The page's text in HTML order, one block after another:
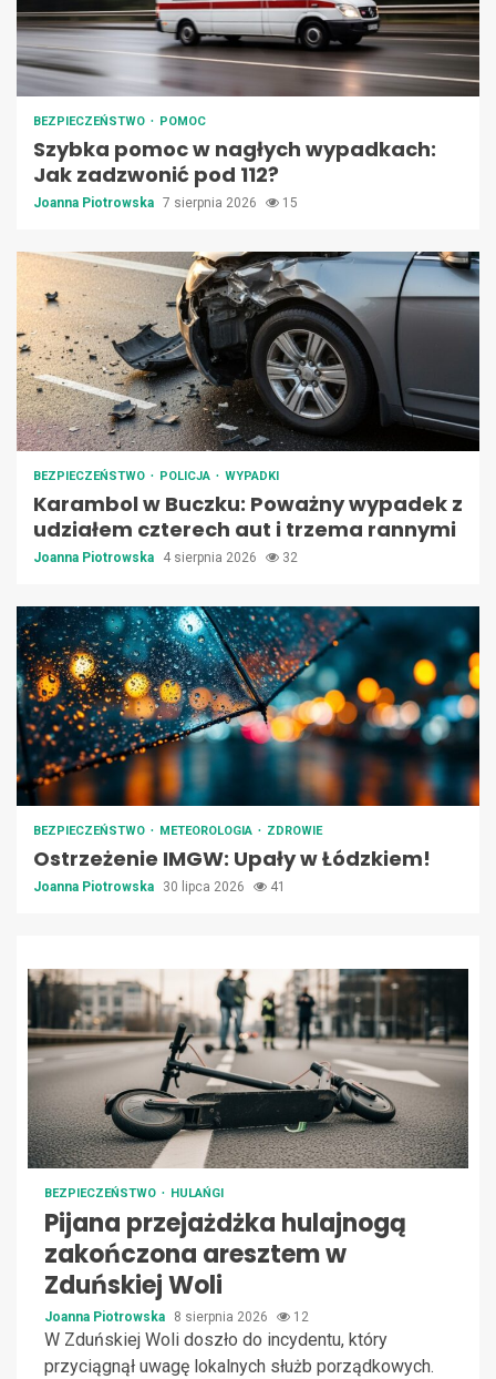
BEZPIECZEŃSTWO POMOC
Szybka pomoc w nagłych wypadkach:
Jak zadzwonić pod 112?
Joanna Piotrowska 7 sierpnia 2026 15
BEZPIECZEŃSTWO POLICJA WYPADKI
Karambol w Buczku: Poważny wypadek z
udziałem czterech aut i trzema rannymi
Joanna Piotrowska 4 sierpnia 2026 32
BEZPIECZEŃSTWO METEOROLOGIA ZDROWIE
Ostrzeżenie IMGW: Upały w Łódzkiem!
Joanna Piotrowska 30 lipca 2026 41
BEZPIECZEŃSTWO HULAŃGI
Pijana przejażdżka hulajnogą
zakończona aresztem w
Zduńskiej Woli
Joanna Piotrowska 8 sierpnia 2026 12
W Zduńskiej Woli doszło do incydentu, który
przyciągnął uwagę lokalnych służb porządkowych.